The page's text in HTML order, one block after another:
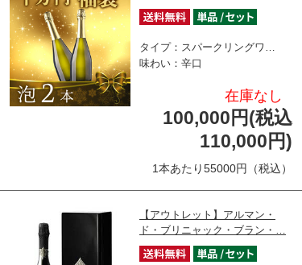
タイプ：スパークリングワ…
味わい：辛口
在庫なし
100,000円(税込
110,000円)
1本あたり55000円（税込）
【アウトレット】アルマン・
ド・ブリニャック・ブラン・…